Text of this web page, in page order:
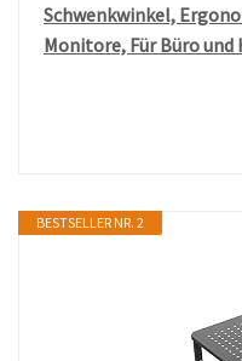
Schwenkwinkel,
Monitore, Für Büro
BESTSELLER NR. 2